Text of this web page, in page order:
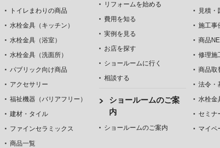
トイレまわりの商品
水栓金具（キッチン）
水栓金具（浴室）
水栓金具（洗面所）
パブリック向け商品
アクセサリー
福祉機器（バリアフリー）
建材・タイル
ファインセラミックス
商品一覧
リフォームを始める
費用を知る
実例を見る
お店を探す
ショールームに行く
相談する
ショールームのご案
内
ショールームのご案内
見積・
施工事
商品
修理施
商品取
法令・
水栓金
セミナ
マイペ